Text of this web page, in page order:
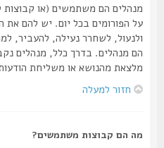
מנהלים הם משתמשים (או קבוצות
על הפורומים בכל יום. יש להם את
ולנעול, לשחרר נעילה, להעביר, למחוק
הם מנהלים. בדרך כלל, מנהלים
מלצאת מהנושא או משליחת הודעות
חזור למעלה
מה הם קבוצות משתמשים?